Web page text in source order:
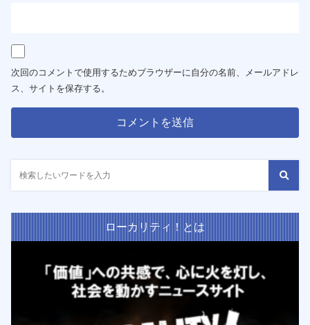
次回のコメントで使用するためブラウザーに自分の名前、メールアドレ
ス、サイトを保存する。
ローカリティ！とは